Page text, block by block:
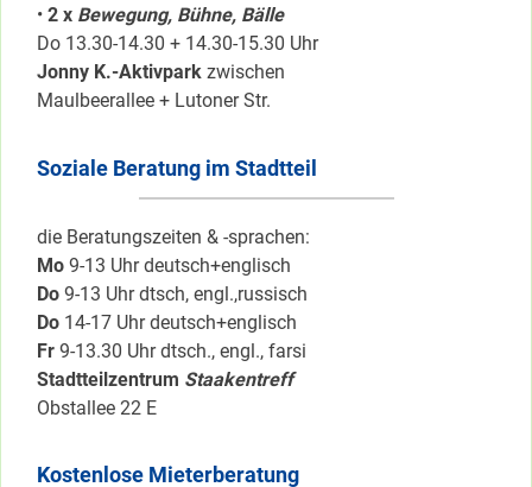
• 2 x Bewegung, Bühne, Bälle
Do 13.30-14.30 + 14.30-15.30 Uhr
Jonny K.-Aktivpark zwischen
Maulbeerallee + Lutoner Str.
Soziale Beratung im Stadtteil
die Beratungszeiten & -sprachen:
Mo 9-13 Uhr deutsch+englisch
Do 9-13 Uhr dtsch, engl.,russisch
Do 14-17 Uhr deutsch+englisch
Fr 9-13.30 Uhr dtsch., engl., farsi
Stadtteilzentrum Staakentreff
Obstallee 22 E
Kostenlose Mieterberatung